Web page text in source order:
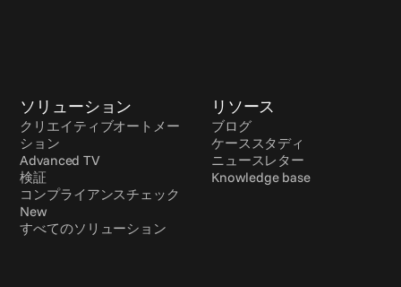
ソリューション
クリエイティブオートメー
ション
Advanced TV
検証
コンプライアンスチェック
New
すべてのソリューション
リソース
ブログ
ケーススタディ
ニュースレター
Knowledge base